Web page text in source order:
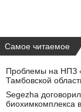
Самое читаемое
Проблемы на НПЗ
Тамбовской
Segezha
биохимкомплекса